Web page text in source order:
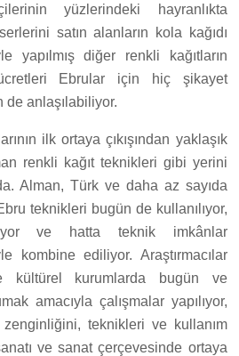
yüzlerindeki hayranlıkta
satın alanların kola kağıdı
yapılmış diğer renkli kağıtların
Ebrular için hiç şikayet
anlaşılabiliyor.
ilk ortaya çıkışından yaklaşık
renkli kağıt teknikleri gibi yerini
Alman, Türk ve daha az sayıda
teknikleri bugün de kullanılıyor,
ve hatta teknik imkânlar
kombine ediliyor. Araştırmacılar
kültürel kurumlarda bugün ve
amacıyla çalışmalar yapılıyor,
zenginliğini, teknikleri ve kullanım
ve sanat çerçevesinde ortaya